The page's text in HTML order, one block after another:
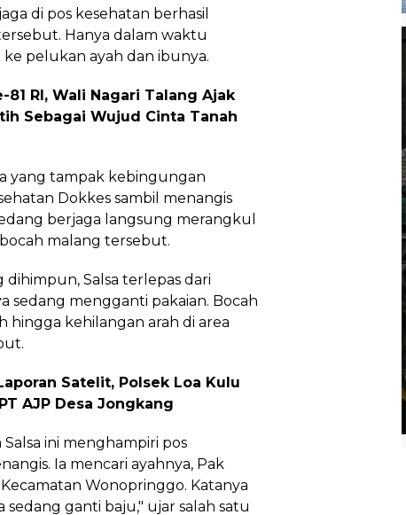
di pos kesehatan berhasil
Hanya dalam waktu
ke pelukan ayah dan ibunya.
81 RI, Wali Nagari Talang Ajak
Sebagai Wujud Cinta Tanah
yang tampak kebingungan
Dokkes sambil menangis
berjaga langsung merangkul
malang tersebut.
Salsa terlepas dari
sedang mengganti pakaian. Bocah
hingga kehilangan arah di area
Satelit, Polsek Loa Kulu
AJP Desa Jongkang
ini menghampiri pos
Ia mencari ayahnya, Pak
Wonopringgo. Katanya
ganti baju," ujar salah satu